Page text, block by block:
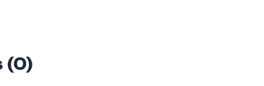
(0)